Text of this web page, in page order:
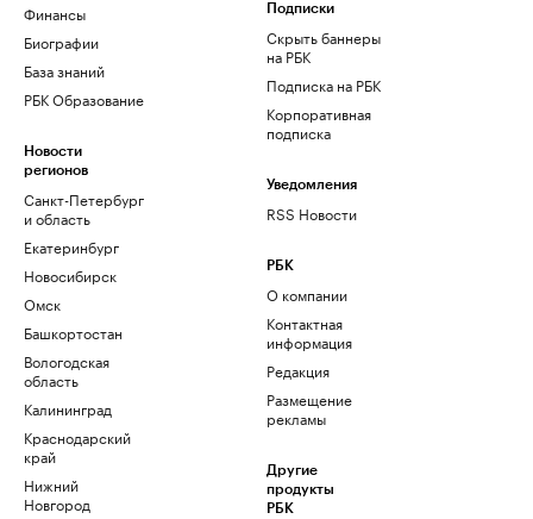
Финансы
Биографии
База знаний
РБК Образование
Новости
регионов
Санкт-Петербург
и область
Екатеринбург
Новосибирск
Омск
Башкортостан
Вологодская
область
Калининград
Краснодарский
край
Нижний
Новгород
Подписки
Скрыть баннеры
на РБК
Подписка на РБК
Корпоративная
подписка
Уведомления
RSS Новости
РБК
О компании
Контактная
информация
Редакция
Размещение
рекламы
Другие
продукты
РБК